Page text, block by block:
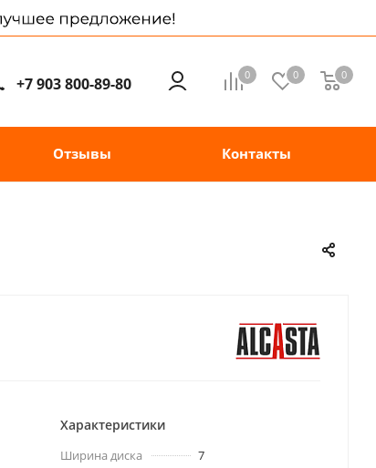
0 0 0
+7 903 800-89-80
Отзывы Контакты
Характеристики
Ширина диска
7